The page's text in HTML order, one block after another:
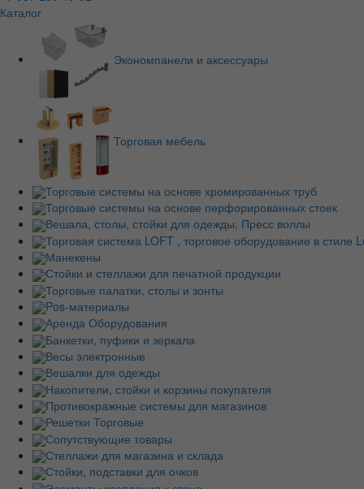
Каталог
Экономпанели и аксессуары
Торговая мебель
Торговые системы на основе хромированных труб
Торговые системы на основе перфорированных стоек
Вешала, столы, стойки для одежды, Пресс воллы
Торговая система LOFT , торговое оборудование в стиле
Манекены
Стойки и стеллажи для печатной продукции
Торговые палатки, столы и зонты
Pos-материалы
Аренда Оборудования
Банкетки, пуфики и зеркала
Весы электронные
Вешалки для одежды
Накопители, стойки и корзины покупателя
Противокражные системы для магазинов
Решетки Торговые
Сопутствующие товары
Стеллажи для магазина и склада
Стойки, подставки для очков